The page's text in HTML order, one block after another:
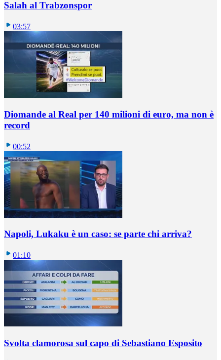
Salah al Trabzonspor
03:57
Diomande al Real per 140 milioni di euro, ma non è
record
00:52
Napoli, Lukaku è un caso: se parte chi arriva?
01:10
Svolta clamorosa sul capo di Sebastiano Esposito